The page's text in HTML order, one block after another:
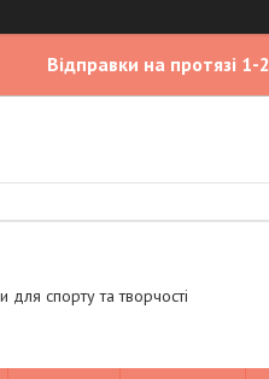
Відправки на протязі 1-
для спорту та творчості